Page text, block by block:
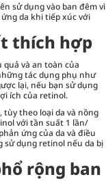
sử dụng vào ban đêm vì
da khi tiếp xúc với
thích hợp
và an toàn của
tác dụng phụ như
lại, nếu bạn sử dụng
ích của retinol.
theo loại da và nồng
với tần suất 1 lần/
ứng của da và điều
sử dụng retinol nếu da bị
rộng ban